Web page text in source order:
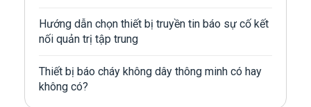
Hướng dẫn chọn thiết bị truyền tin báo sự cố kết
nối quản trị tập trung
Thiết bị báo cháy không dây thông minh có hay
không có?